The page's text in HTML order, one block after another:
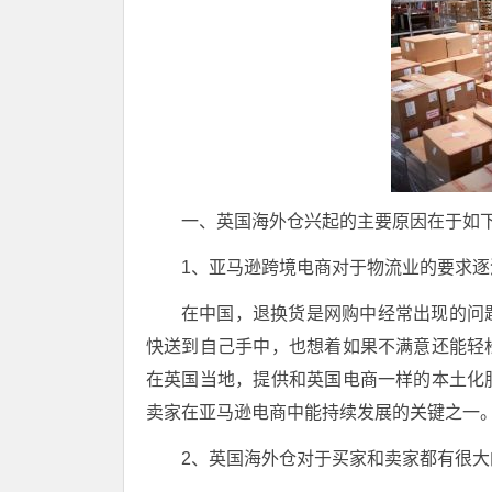
一、英国海外仓兴起的主要原因在于如
1、亚马逊跨境电商对于物流业的要求
在中国，退换货是网购中经常出现的
快送到自己手中，也想着如果不满意还能
在英国当地，提供和英国电商一样的本土
卖家在亚马逊电商中能持续发展的关键之一
2、英国海外仓对于买家和卖家都有很